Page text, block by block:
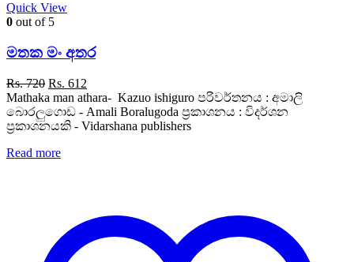
Quick View
0 out of 5
මතක මං අතර
Rs.720 Original
price
was:
Rs. 720.
Rs. 612
price
is:
Rs. 612.
Mathaka man athara- Kazuo ishiguro පරිවර්තනය : අමාලි
බොරලුගොඩ - Amali Boralugoda ප්‍රකාශනය : විදර්ශන
ප්‍රකාශනයකි - Vidarshana publishers
Read more